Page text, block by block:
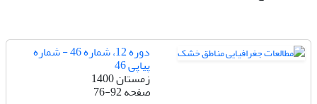
دوره 12، شماره 46 - شماره
پیاپی 46
زمستان 1400
صفحه76-92